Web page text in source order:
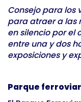
Consejo para los
para atraer a las
en silencio por el
entre una y dos
exposiciones y
Parque